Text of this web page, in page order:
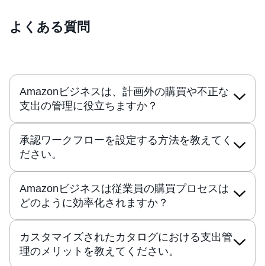
よくある質問
Amazonビジネスは、計画外の購買や不正な
支出の管理に役立ちますか？
承認ワークフローを設定する方法を教えてく
ださい。
Amazonビジネスは従業員の購買プロセスは
どのように効率化されますか？
カスタマイズされたカタログにおける支出管
理のメリットを教えてください。